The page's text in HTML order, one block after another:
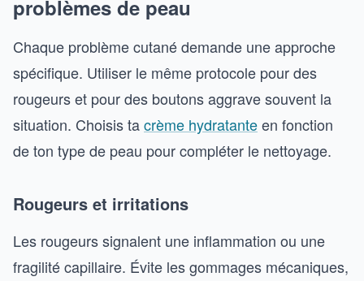
problèmes de peau
Chaque problème cutané demande une approche
spécifique. Utiliser le même protocole pour des
rougeurs et pour des boutons aggrave souvent la
situation. Choisis tacrème hydratanteen fonction
de ton type de peau pour compléter le nettoyage.
Rougeurs et irritations
Les rougeurs signalent une inflammation ou une
fragilité capillaire. Évite les gommages mécaniques,